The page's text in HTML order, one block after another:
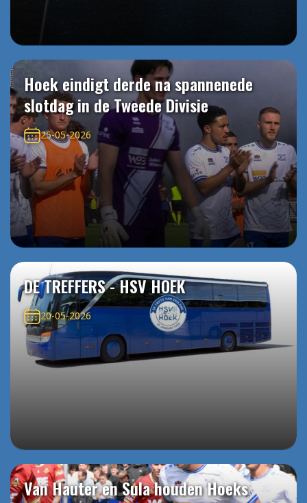
Hoek eindigt derde na spannenede
slotdag in de Tweede Divisie
25-05-2026
DE TREFFERS - HSV HOEK
20-05-2026
Van Hauter en Sula houden Hoeks